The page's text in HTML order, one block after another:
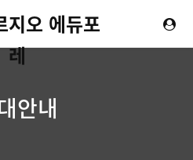
지오 에듀포
레
안내